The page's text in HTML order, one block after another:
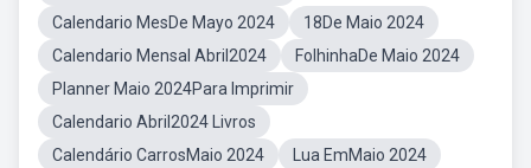
Calendario MesDe Mayo 2024
18De Maio 2024
Calendario Mensal Abril2024
FolhinhaDe Maio 2024
Planner Maio 2024Para Imprimir
Calendario Abril2024 Livros
Calendário CarrosMaio 2024
Lua EmMaio 2024